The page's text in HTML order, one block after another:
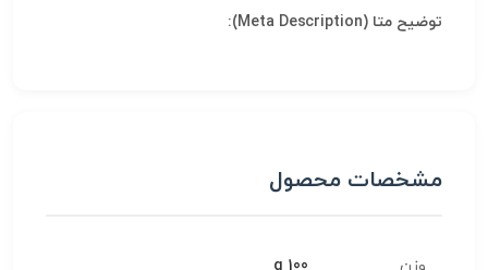
توضیح متا (Meta Description):
مشخصات محصول